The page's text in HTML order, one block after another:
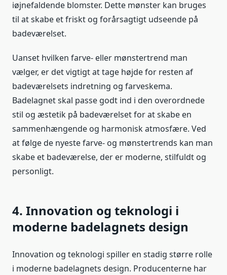
iøjnefaldende blomster. Dette mønster kan bruges
til at skabe et friskt og forårsagtigt udseende på
badeværelset.
Uanset hvilken farve- eller mønstertrend man
vælger, er det vigtigt at tage højde for resten af
badeværelsets indretning og farveskema.
Badelagnet skal passe godt ind i den overordnede
stil og æstetik på badeværelset for at skabe en
sammenhængende og harmonisk atmosfære. Ved
at følge de nyeste farve- og mønstertrends kan man
skabe et badeværelse, der er moderne, stilfuldt og
personligt.
4. Innovation og teknologi i
moderne badelagnets design
Innovation og teknologi spiller en stadig større rolle
i moderne badelagnets design. Producenterne har